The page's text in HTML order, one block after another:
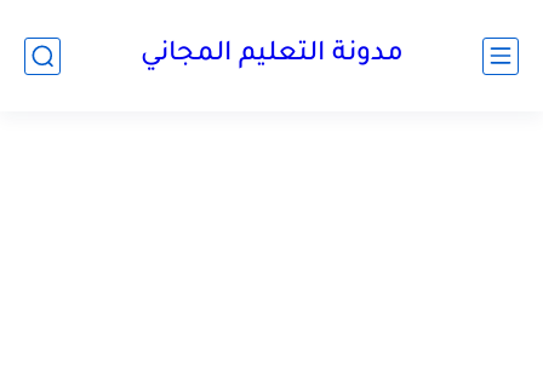
مدونة التعليم المجاني